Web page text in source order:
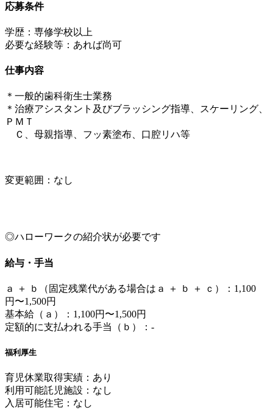
応募条件
学歴：専修学校以上
必要な経験等：あれば尚可
仕事内容
＊一般的歯科衛生士業務
＊治療アシスタント及びブラッシング指導、スケーリング、
ＰＭＴ
Ｃ、母親指導、フッ素塗布、口腔リハ等
変更範囲：なし
◎ハローワークの紹介状が必要です
給与・手当
ａ ＋ ｂ（固定残業代がある場合はａ ＋ ｂ ＋ ｃ）：1,100
円〜1,500円
基本給（ａ）：1,100円〜1,500円
定額的に支払われる手当（ｂ）：-
福利厚生
育児休業取得実績：あり
利用可能託児施設：なし
入居可能住宅：なし